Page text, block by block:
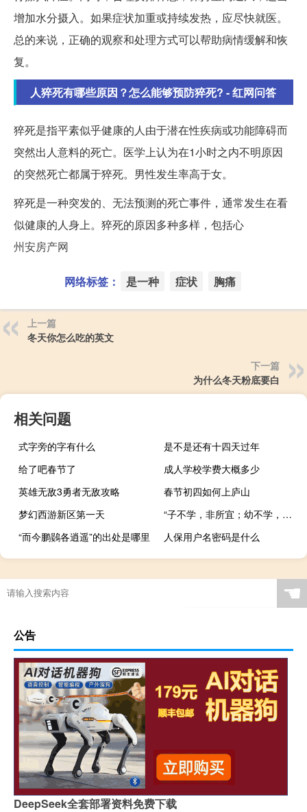
增加水分摄入。如果症状加重或持续发热，应尽快就医。
总的来说，正确的观察和处理方式可以帮助病情缓解和恢
复。
人猝死有哪些原因？怎么能够预防猝死? - 红网问答
猝死是指平素似乎健康的人由于潜在性疾病或功能障碍而
突然出人意料的死亡。医学上认为在1小时之内不明原因
的突然死亡都属于猝死。男性发生率高于女。
猝死是一种突发的、无法预测的死亡事件，通常发生在看
似健康的人身上。猝死的原因多种多样，包括心
州安房产网
网络标签： 是一种 症状 胸痛
上一篇
冬天你怎么吃的英文
下一篇
为什么冬天粉底要白
相关问题
式字旁的字有什么
是不是还有十四天过年
给了吧春节了
成人学校学费大概多少
英雄无敌3勇者无敌攻略
春节初四如何上庐山
梦幻西游新区第一天
“子不学，非所宜；幼不学，老何为”是什么意思
“而今鹏鷃各逍遥”的出处是哪里
人保用户名密码是什么
☚
公告
DeepSeek全套部署资料免费下载